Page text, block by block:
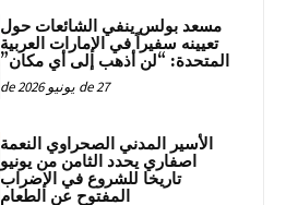
مسعد بولس ينفي الشائعات حول
تعيينه سفيراً في الإمارات العربية
المتحدة: “لن أذهب إلى أي مكان”
27 de يونيو de 2026
الأسير المدني الصحراوي النعمة
اصفاري يحدد الثامن من يونيو
تاريخا للشروع في الإضراب
المفتوح عن الطعام